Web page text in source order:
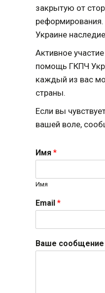
закрытую от
Украине
Активное
помощь ГКПЧ
каждый из вас
страны.
Если вы
вашей воле,
Имя *
Имя
Email *
Ваше сообщение